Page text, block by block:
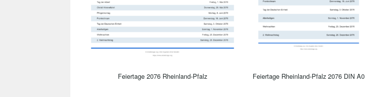
Feiertage 2076 Rheinland-Pfalz Feiertage Rheinland-Pfalz 2076 DIN A0